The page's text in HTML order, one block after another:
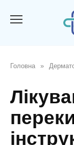
Головна »